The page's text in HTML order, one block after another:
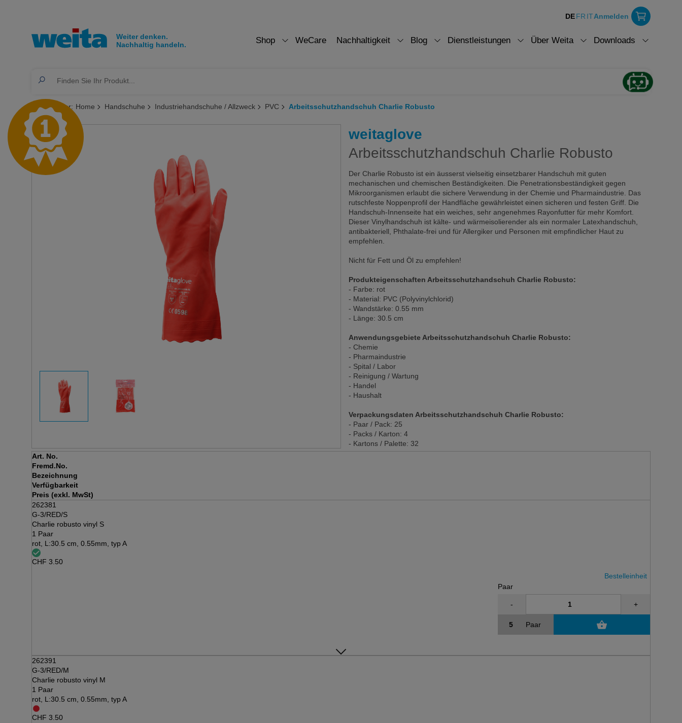
DEFR ITAnmelden
Shop WeCare Nachhaltigkeit Blog Dienstleistungen Über Weita Downloads
Sie sind hier: Home Handschuhe Industriehandschuhe / Allzweck PVC Arbeitsschutzhandschuh Charlie Robusto
weitaglove
Arbeitsschutzhandschuh Charlie Robusto
Der Charlie Robusto ist ein äusserst vielseitig einsetzbarer Handschuh mit guten
mechanischen und chemischen Beständigkeiten. Die Penetrationsbeständigkeit gegen
Mikroorganismen erlaubt die sichere Verwendung in der Chemie und Pharmaindustrie. Das
rutschfeste Noppenprofil der Handfläche gewährleistet einen sicheren und festen Griff. Die
Handschuh-Innenseite hat ein weiches, sehr angenehmes Rayonfutter für mehr Komfort.
Dieser Vinylhandschuh ist kälte- und wärmeisolierender als ein normaler Latexhandschuh,
antibakteriell, Phthalate-frei und für Allergiker und Personen mit empfindlicher Haut zu
empfehlen.
Nicht für Fett und Öl zu empfehlen!
Produkteigenschaften Arbeitsschutzhandschuh Charlie Robusto:
- Farbe: rot
- Material: PVC (Polyvinylchlorid)
- Wandstärke: 0.55 mm
- Länge: 30.5 cm
Anwendungsgebiete Arbeitsschutzhandschuh Charlie Robusto:
- Chemie
- Pharmaindustrie
- Spital / Labor
- Reinigung / Wartung
- Handel
- Haushalt
Verpackungsdaten Arbeitsschutzhandschuh Charlie Robusto:
- Paar / Pack: 25
- Packs / Karton: 4
- Kartons / Palette: 32
Art. No.
Fremd.No.
Bezeichnung
Verfügbarkeit
Preis (exkl. MwSt)
262381
G-3/RED/S
Charlie robusto vinyl S
1 Paar
rot, L:30.5 cm, 0.55mm, typ A
CHF 3.50
Bestelleinheit
Paar
- +
Paar
262391
G-3/RED/M
Charlie robusto vinyl M
1 Paar
rot, L:30.5 cm, 0.55mm, typ A
CHF 3.50